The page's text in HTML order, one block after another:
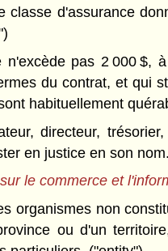
d'assurance
pas 2 000
du contrat, et qui
habituellement
directeur,
en justice en son
le commerce et
organismes non
ou d'un